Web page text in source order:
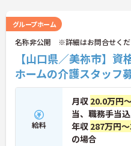
グループホーム
名称非公開 ※詳細はお問合せく
【山口県／美祢市】
ホームの介護スタッフ
給料
月収 20.0万円
当、職務手当込
年収 287万円
の場合